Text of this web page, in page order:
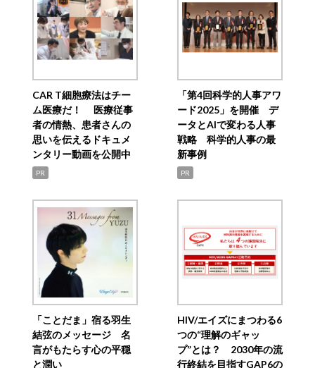
CAR T細胞療法はチー
ム医療だ！ 医療従事
者の情熱、患者さんの
思いを伝えるドキュメ
ンタリー動画を公開中
PR
「第4回科学的人事アワ
ード2025」を開催 デ
ータとAIで変わる人事
戦略 科学的人事の最
新事例
PR
「ことだま」宿る羽生
結弦のメッセージ 名
言がもたらす心の平穏
と潤い
HIV/エイズにまつわる6
つの“理解のギャッ
プ”とは？ 2030年の流
行終結を目指すGAP6の